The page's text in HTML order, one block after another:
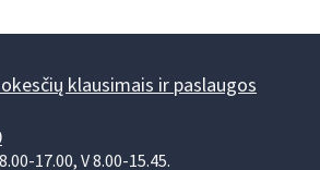
klausimais ir paslaugos
17.00, V 8.00-15.45.